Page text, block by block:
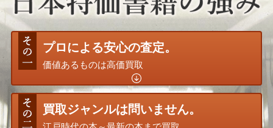
プロによる安心の査定。
価値あるものは高価買取
買取ジャンルは問いません。